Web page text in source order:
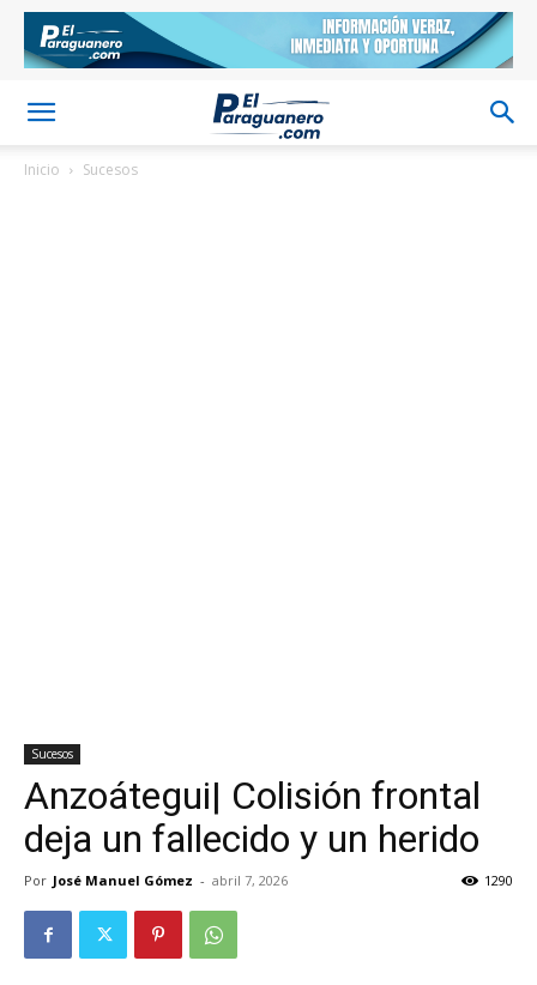
Inicio Sucesos
Sucesos
Anzoátegui| Colisión frontal
deja un fallecido y un herido
Por José Manuel Gómez - abril 7, 2026 1290